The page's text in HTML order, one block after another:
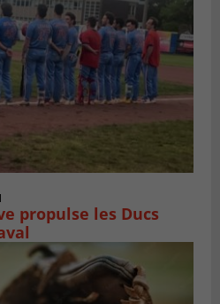
propulse les Ducs